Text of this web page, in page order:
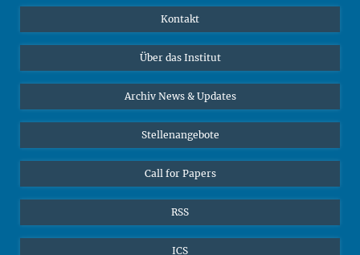
Online-Vorträge
Interviews zum Thema "Diversity"
Bluesky
Kontakt
Über das Institut
Archiv News & Updates
Stellenangebote
Call for Papers
RSS
ICS